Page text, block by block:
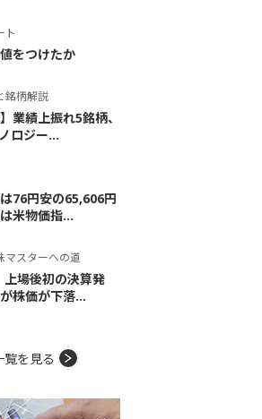
ト
をつけたか
銘柄解説
業績上振れ5銘柄、
ロジー...
76円安の65,606円
米物価指...
マスターへの道
上場後初の決算発
株価が下落...
覧を見る